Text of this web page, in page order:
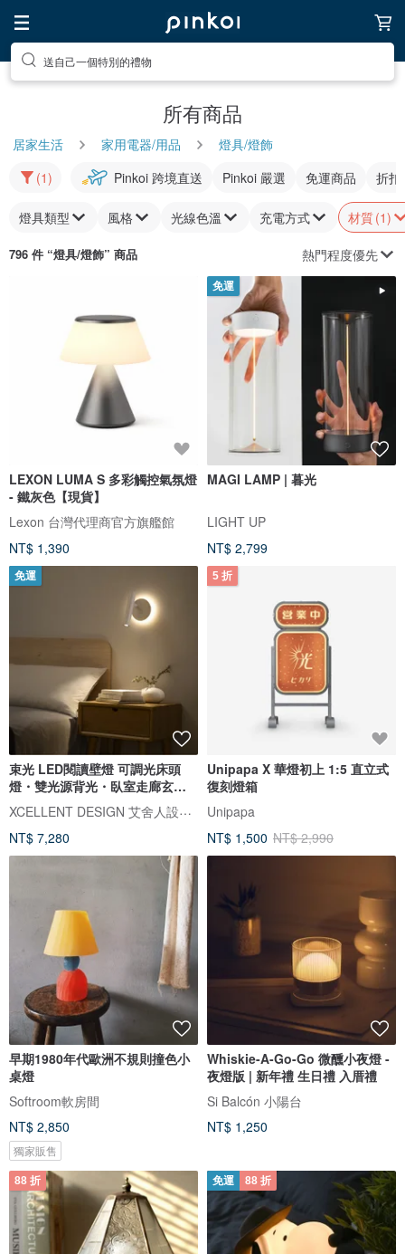
送自己一個特別的禮物
所有商品
居家生活 家用電器/用品
燈具/燈飾
(1)
Pinkoi 跨境直送 Pinkoi 嚴選 免運商品 折扣
燈具類型 風格 光線色溫 充電方式 材質(1)
796 件 “燈具/燈飾” 商品 熱門程度優先
LEXON LUMA S 多彩觸控氣氛燈
- 鐵灰色【現貨】
Lexon 台灣代理商官方旗艦館
NT$ 1,390
免運
MAGI LAMP | 暮光
LIGHT UP
NT$ 2,799
免運
束光 LED閱讀壁燈 可調光床頭
燈・雙光源背光・臥室走廊玄關
燈
XCELLENT DESIGN 艾舍人設計燈飾
NT$ 7,280
5 折
Unipapa X 華燈初上 1:5 直立式
復刻燈箱
Unipapa
NT$ 1,500 NT$ 2,990
早期1980年代歐洲不規則撞色小
桌燈
Softroom軟房間
NT$ 2,850
獨家販售
Whiskie-A-Go-Go 微醺小夜燈 -
夜燈版 | 新年禮 生日禮 入厝禮
Si Balcón 小陽台
NT$ 1,250
88 折 免運 88 折